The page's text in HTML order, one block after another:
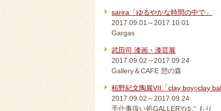
sarira「ゆるやかな時間の中で」
2017.09.01～2017.10.01
Gargas
武田司 漆画・漆芸展
2017.09.02～2017.09.24
Gallery＆CAFE 憩の森
栢野紀文陶展VII「clay boy○clay ball
2017.09.02～2017.09.24
手仕事扱い処GALLERYゆこもり